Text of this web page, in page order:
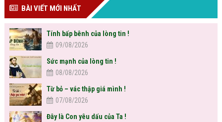
BÀI VIẾT MỚI NHẤT
Tính bấp bênh của lòng tin !
09/08/2026
Sức mạnh của lòng tin !
08/08/2026
Từ bỏ – vác thập giá mình !
07/08/2026
Đây là Con yêu dấu của Ta !